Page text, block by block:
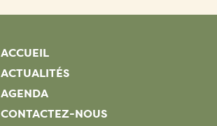
ACCUEIL
ACTUALITÉS
AGENDA
CONTACTEZ-NOUS